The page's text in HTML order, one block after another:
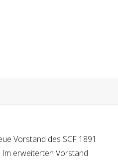
Vorstand des SCF 1891
Im erweiterten Vorstand